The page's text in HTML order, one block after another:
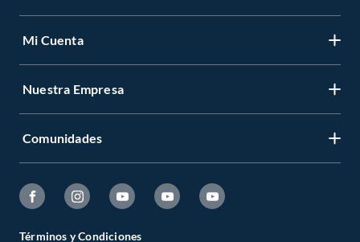
Mi Cuenta
Nuestra Empresa
Comunidades
Términos y Condiciones